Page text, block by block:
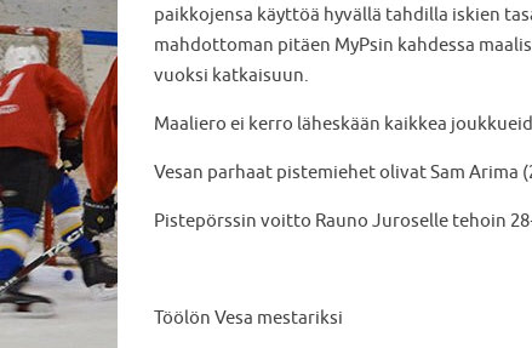
paikkojensa käyttöä hyvällä tahdilla iskien
mahdottoman pitäen MyPsin kahdessa
vuoksi katkaisuun.
Maaliero ei kerro läheskään kaikkea
Vesan parhaat pistemiehet olivat Sam Arima
Pistepörssin voitto Rauno Juroselle tehoin
Töölön Vesa mestariksi